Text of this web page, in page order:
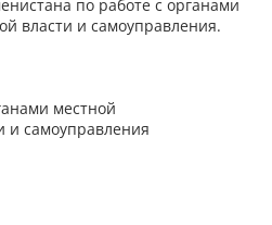
по работе с органами
власти и самоуправления.
местной
и самоуправления